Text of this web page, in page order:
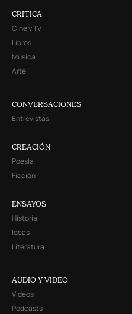
CRITICA
Cine y TV
Libros
Música
Arte
CONVERSACIONES
Entrevistas
CREACIÓN
Poesía
Ficción
ENSAYOS
Historia
Ideas
Literatura
AUDIO Y VIDEO
Videos
Podcasts